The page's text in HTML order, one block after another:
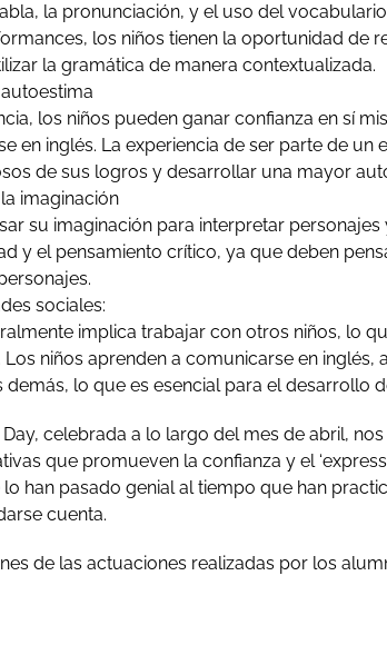
la pronunciación, y el uso del
los niños tienen la oportunidad de
la gramática de manera contextualizada.
los niños pueden ganar confianza en sí
en inglés. La experiencia de ser parte de un
de sus logros y desarrollar una mayor
imaginación
su imaginación para interpretar personajes
y el pensamiento crítico, ya que deben
sociales:
implica trabajar con otros niños, lo
niños aprenden a comunicarse en inglés,
lo que es esencial para el desarrollo
Day, celebrada a lo largo del mes de abril,
que promueven la confianza y el
han pasado genial al tiempo que han
cuenta.
de las actuaciones realizadas por los